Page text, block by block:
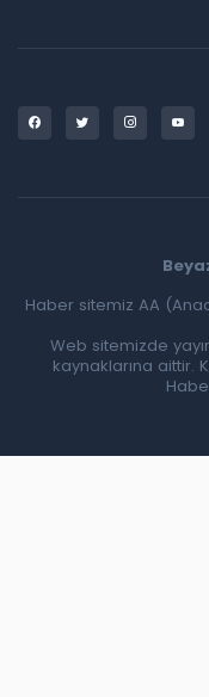
Haber sitemiz AA
Web sitemizde
kaynaklarına aittir.